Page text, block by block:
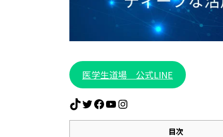
医学生道場 公式LINE
TikTok Twitter Facebook YouTube Instagram
目次